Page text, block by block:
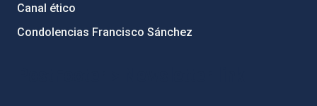
Canal ético
Condolencias Francisco Sánchez